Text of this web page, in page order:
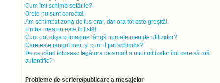
Cum îmi schimb setările?
Orele nu sunt corecte!
Am schimbat zona de fus orar, dar ora tot este greşită!
Limba mea nu este în listă!
Cum pot afişa o imagine lângă numele meu de utilizator?
Care este rangul meu şi cum il pot schimba?
De ce când folosesc legătura de email a unui utilizator îmi cere să mă
autentific?
Probleme de scriere/publicare a mesajelor